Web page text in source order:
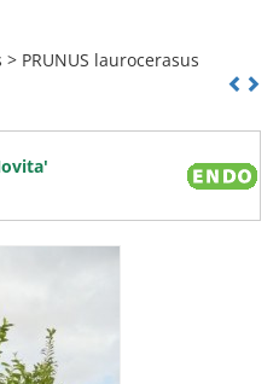
PRUNUS laurocerasus